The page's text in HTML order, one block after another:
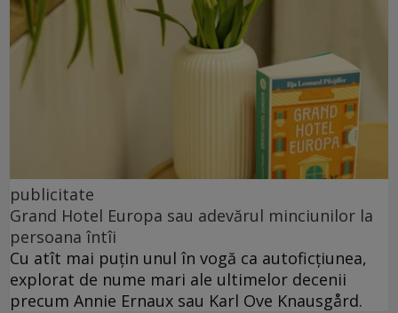
publicitate
Grand Hotel Europa sau adevărul minciunilor la
persoana întîi
Cu atît mai puțin unul în vogă ca autoficțiunea,
explorat de nume mari ale ultimelor decenii
precum Annie Ernaux sau Karl Ove Knausgård.